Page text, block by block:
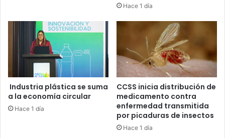
Hace 1 día
Industria plástica se suma
a la economía circular
Hace 1 día
CCSS inicia distribución de
medicamento contra
enfermedad transmitida
por picaduras de insectos
Hace 1 día